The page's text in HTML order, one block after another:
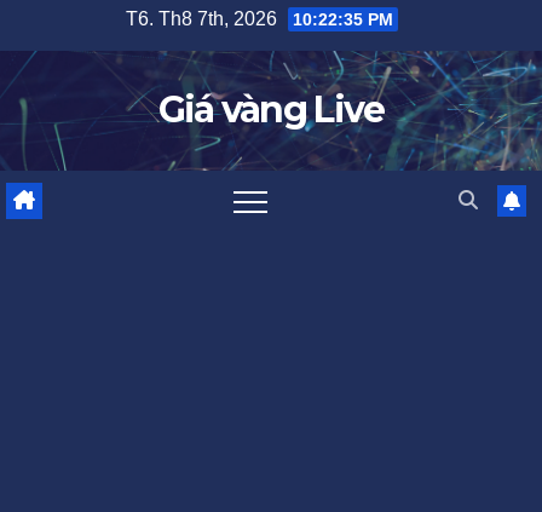
content
T6. Th8 7th, 2026 10:22:36 PM
Giá vàng Live